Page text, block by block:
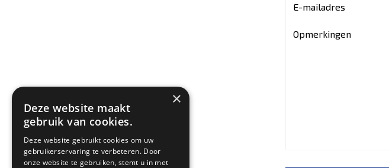
E-mailadres
Opmerkingen
×
Deze website maakt
gebruik van cookies.
Deze website gebruikt cookies om uw
gebruikerservaring te verbeteren. Door
onze website te gebruiken, stemt u in met